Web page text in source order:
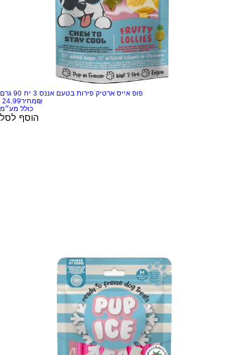
פופ אייס ארטיק פירות בטעם אננס 3 יח 90 גרם
מחיר‏24.99 ‏₪
כולל מע״מ
הוסף לסל